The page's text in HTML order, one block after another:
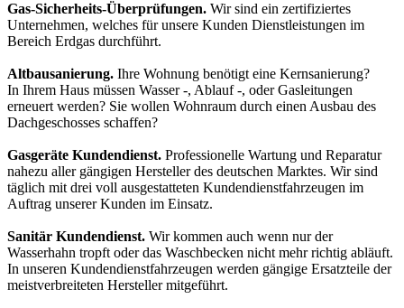
Gas-Sicherheits-Überprüfungen. Wir sind ein zertifiziertes
Unternehmen, welches für unsere Kunden Dienstleistungen im
Bereich Erdgas durchführt.
Altbausanierung. Ihre Wohnung benötigt eine Kernsanierung?
In Ihrem Haus müssen Wasser -, Ablauf -, oder Gasleitungen
erneuert werden? Sie wollen Wohnraum durch einen Ausbau des
Dachgeschosses schaffen?
Gasgeräte Kundendienst. Professionelle Wartung und Reparatur
nahezu aller gängigen Hersteller des deutschen Marktes. Wir sind
täglich mit drei voll ausgestatteten Kundendienstfahrzeugen im
Auftrag unserer Kunden im Einsatz.
Sanitär Kundendienst. Wir kommen auch wenn nur der
Wasserhahn tropft oder das Waschbecken nicht mehr richtig abläuft.
In unseren Kundendienstfahrzeugen werden gängige Ersatzteile der
meistverbreiteten Hersteller mitgeführt.